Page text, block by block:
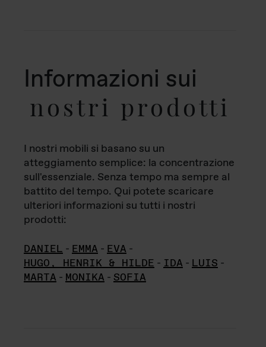
Informazioni sui
nostri prodotti
I nostri mobili si basano su un
atteggiamento semplice: la concentrazione
sull'essenziale. Senza tempo ma sempre al
battito del tempo. Qui potete scaricare
ulteriori informazioni su tutti i nostri
prodotti:
DANIEL - EMMA - EVA -
HUGO, HENRIK & HILDE - IDA - LUIS -
MARTA - MONIKA - SOFIA